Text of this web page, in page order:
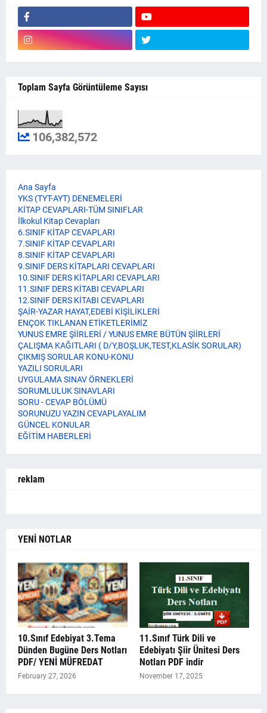
Toplam Sayfa Görüntüleme Sayısı
106,382,572
Ana Sayfa
YKS (TYT-AYT) DENEMELERİ
KİTAP CEVAPLARI-TÜM SINIFLAR
İlkokul Kitap Cevapları
6.SINIF KİTAP CEVAPLARI
7.SINIF KİTAP CEVAPLARI
8.SINIF KİTAP CEVAPLARI
9.SINIF DERS KİTAPLARI CEVAPLARI
10.SINIF DERS KİTAPLARI CEVAPLARI
11.SINIF DERS KİTABI CEVAPLARI
12.SINIF DERS KİTABI CEVAPLARI
ŞAİR-YAZAR HAYAT,EDEBİ KİŞİLİKLERİ
ENÇOK TIKLANAN ETİKETLERİMİZ
YUNUS EMRE ŞİİRLERİ / YUNUS EMRE BÜTÜN ŞİİRLERİ
ÇALIŞMA KAĞITLARI ( D/Y,BOŞLUK,TEST,KLASİK SORULAR)
ÇIKMIŞ SORULAR KONU-KONU
YAZILI SORULARI
UYGULAMA SINAV ÖRNEKLERİ
SORUMLULUK SINAVLARI
SORU - CEVAP BÖLÜMÜ
SORUNUZU YAZIN CEVAPLAYALIM
GÜNCEL KONULAR
EĞİTİM HABERLERİ
reklam
YENİ NOTLAR
10.Sınıf Edebiyat 3.Tema
Dünden Bugüne Ders Notları
PDF/ YENİ MÜFREDAT
February 27, 2026
11.Sınıf Türk Dili ve
Edebiyatı Şiir Ünitesi Ders
Notları PDF indir
November 17, 2025